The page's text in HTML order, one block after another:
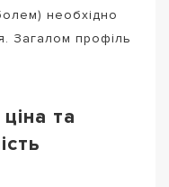
необхідно
Загалом профіль
та